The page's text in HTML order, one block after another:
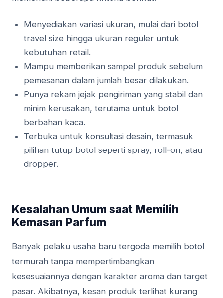
Menyediakan variasi ukuran, mulai dari botol
travel size hingga ukuran reguler untuk
kebutuhan retail.
Mampu memberikan sampel produk sebelum
pemesanan dalam jumlah besar dilakukan.
Punya rekam jejak pengiriman yang stabil dan
minim kerusakan, terutama untuk botol
berbahan kaca.
Terbuka untuk konsultasi desain, termasuk
pilihan tutup botol seperti spray, roll-on, atau
dropper.
Kesalahan Umum saat Memilih
Kemasan Parfum
Banyak pelaku usaha baru tergoda memilih botol
termurah tanpa mempertimbangkan
kesesuaiannya dengan karakter aroma dan target
pasar. Akibatnya, kesan produk terlihat kurang